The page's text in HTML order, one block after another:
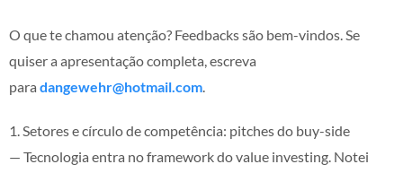
O que te chamou atenção? Feedbacks são bem-vindos. Se
quiser a apresentação completa, escreva
para dangewehr@hotmail.com.
1. Setores e círculo de competência: pitches do buy-side
— Tecnologia entra no framework do value investing. Notei